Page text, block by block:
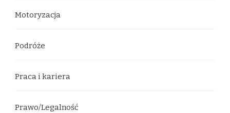
Motoryzacja
Podróże
Praca i kariera
Prawo/Legalność